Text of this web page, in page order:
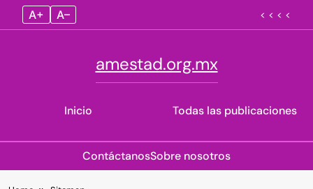
A+ A– < < < <
Inicio
amestad.org.mx
Todas las publicaciones
ContáctanosSobre nosotros